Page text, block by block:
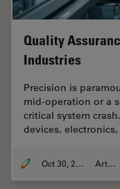
Quality
Industries
Precision is
mid-operation or a
critical system
devices,
Oct 30, 2025 Article